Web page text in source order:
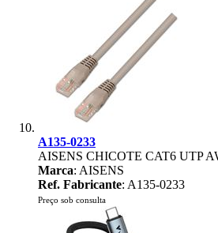
A135-0233
AISENS CHICOTE CAT6 UTP
Marca: AISENS
Ref. Fabricante: A135-0233
Preço sob consulta